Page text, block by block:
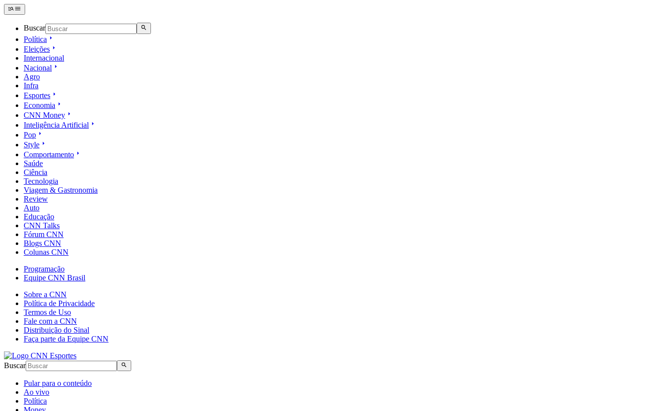
Buscar
Política
Eleições
Internacional
Nacional
Agro
Infra
Esportes
Economia
CNN Money
Inteligência Artificial
Pop
Style
Comportamento
Saúde
Ciência
Tecnologia
Viagem & Gastronomia
Review
Auto
Educação
CNN Talks
Fórum CNN
Blogs CNN
Colunas CNN
Programação
Equipe CNN Brasil
Sobre a CNN
Política de Privacidade
Termos de Uso
Fale com a CNN
Distribuição do Sinal
Faça parte da Equipe CNN
Buscar
Pular para o conteúdo
Ao vivo
Política